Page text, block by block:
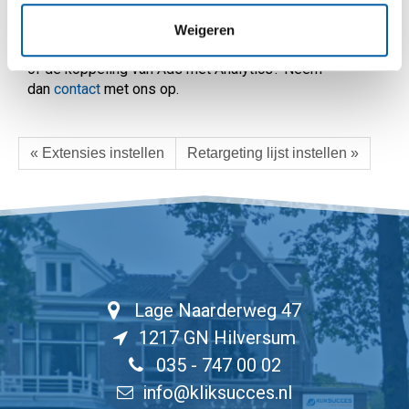
Weigeren
of de koppeling van Ads met Analytics? Neem
dan contact met ons op.
« Extensies instellen Retargeting lijst instellen »
Lage Naarderweg 47
1217 GN Hilversum
035 - 747 00 02
info@kliksucces.nl